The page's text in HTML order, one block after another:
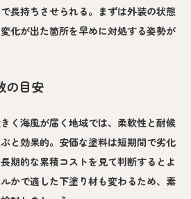
長持ちさせられる。まずは外装の状態
化が出た箇所を早めに対処する姿勢が
の目安
く海風が届く地域では、柔軟性と耐候
と効果的。安価な塗料は短期間で劣化
期的な累積コストを見て判断するとよ
かで適した下塗り材も変わるため、素